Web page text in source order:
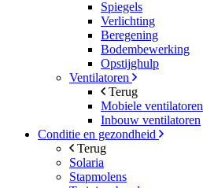
Spiegels
Verlichting
Beregening
Bodembewerking
Opstijghulp
Ventilatoren
Terug
Mobiele ventilatoren
Inbouw ventilatoren
Conditie en gezondheid
Terug
Solaria
Stapmolens